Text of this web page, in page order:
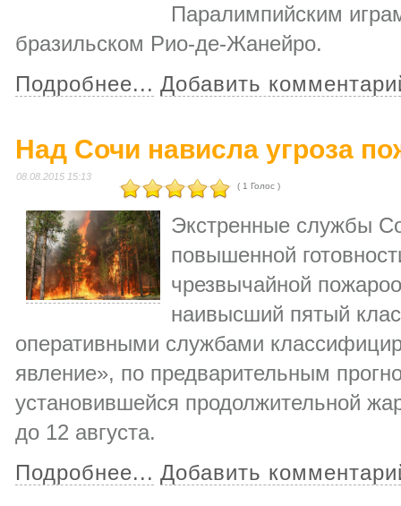
Паралимпийским
бразильском Рио-де-Жанейро.
Подробнее... Добавить
Над Сочи нависла угроза
08.08.2015 15:13
( 1 Голос )
Экстренные службы
повышенной
чрезвычайной
наивысший пятый
оперативными службами
явление», по предварительным
установившейся продолжительной
до 12 августа.
Подробнее... Добавить